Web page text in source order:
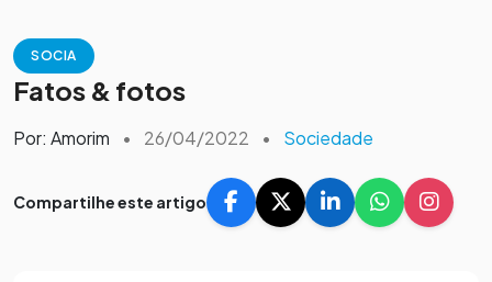
SOCIA
Fatos & fotos
Por: Amorim • 26/04/2022 • Sociedade
Compartilhe este artigo